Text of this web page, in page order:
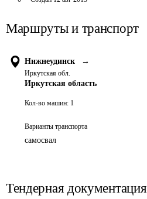
Маршруты и транспорт
Нижнеудинск →
Иркутская обл.
Иркутская область
Кол-во машин: 1
Варианты транспорта
самосвал
Тендерная документация